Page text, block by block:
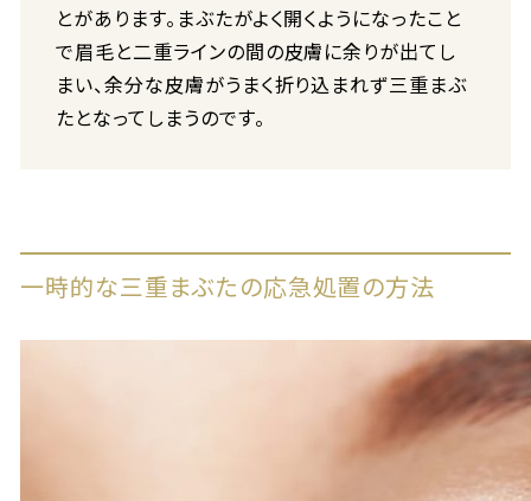
とがあります。まぶたがよく開くようになったこと
で眉毛と二重ラインの間の皮膚に余りが出てし
まい、余分な皮膚がうまく折り込まれず三重まぶ
たとなってしまうのです。
一時的な三重まぶたの応急処置の方法